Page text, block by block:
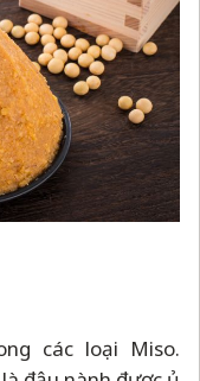
các loại Miso.